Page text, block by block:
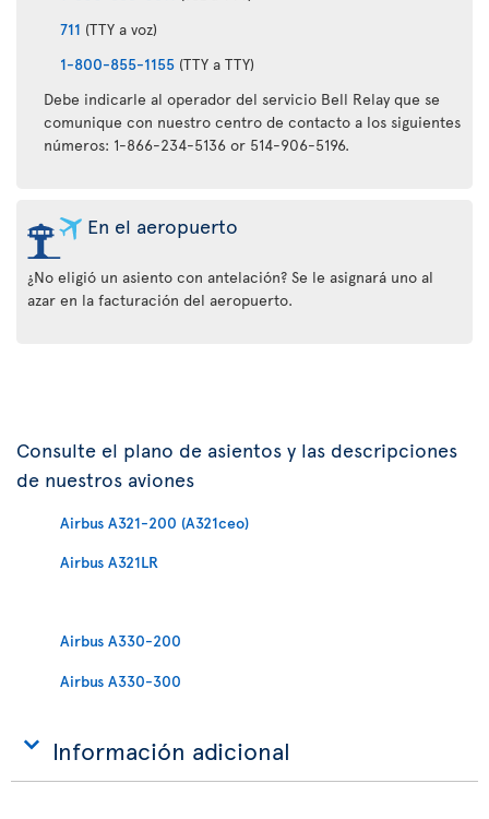
711 (TTY a voz)
1-800-855-1155 (TTY a TTY)
Debe indicarle al operador del servicio Bell Relay que se
comunique con nuestro centro de contacto a los siguientes
números: 1-866-234-5136 or 514-906-5196.
En el aeropuerto
¿No eligió un asiento con antelación? Se le asignará uno al
azar en la facturación del aeropuerto.
Consulte el plano de asientos y las descripciones
de nuestros aviones
Airbus A321-200 (A321ceo)
Airbus A321LR
Airbus A330-200
Airbus A330-300
Información adicional